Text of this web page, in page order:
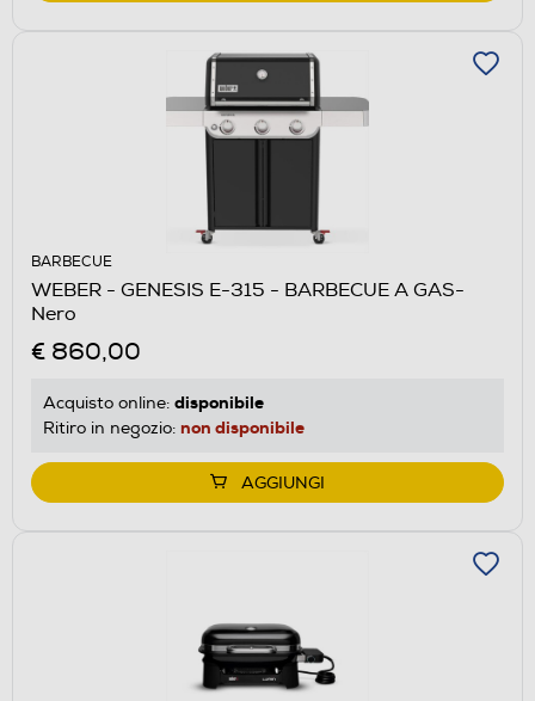
BARBECUE
WEBER - GENESIS E-315 - BARBECUE A GAS-
Nero
€ 860,00
Acquisto online: disponibile
Ritiro in negozio: non disponibile
AGGIUNGI